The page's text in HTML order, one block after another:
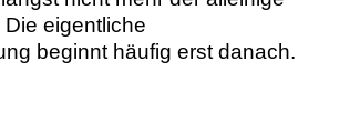
Die eigentliche
beginnt häufig erst danach.